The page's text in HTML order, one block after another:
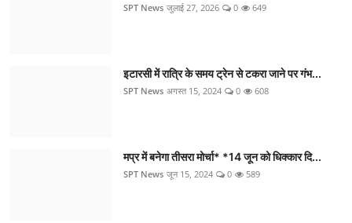
SPT News जुलाई 27, 2026 0 649
इटारसी में रात्रि के समय ट्रेन से टकरा जाने पर गंभ...
SPT News अगस्त 15, 2024 0 608
मप्र में बनेगा तीसरा मोर्चा* *14 जून को धिक्कार दि...
SPT News जून 15, 2024 0 589